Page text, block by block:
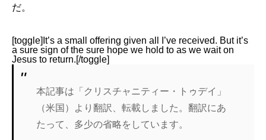
だ。
[toggle]It’s a small offering given all I’ve received. But it’s
a sure sign of the sure hope we hold to as we wait on
Jesus to return.[/toggle]
本記事は「クリスチャニティー・トゥデイ」
（米国）より翻訳、転載しました。翻訳にあ
たって、多少の省略をしています。